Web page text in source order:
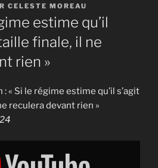
CELESTE MOREAU
estime qu’il
finale, il ne
rien »
: « Si le régime estime qu’il s’agit
reculera devant rien »